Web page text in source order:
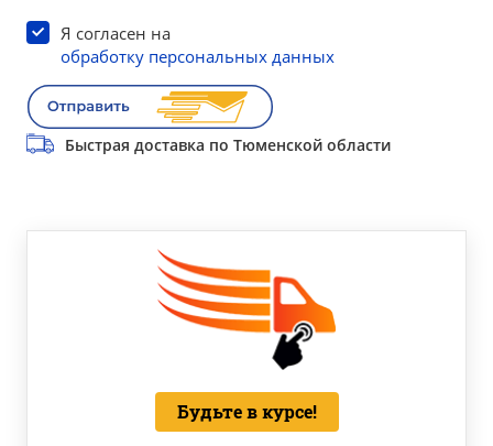
Я согласен на
обработку персональных данных
Быстрая доставка по Тюменской области
Будьте в курсе!